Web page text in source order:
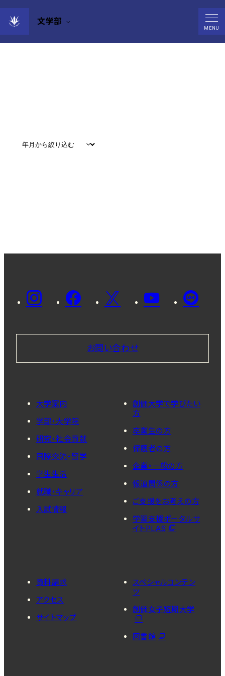
文学部
MENU
Events
お問い合わせ
大学案内
学部・大学院
研究・社会貢献
国際交流・留学
学生生活
就職・キャリア
入試情報
創価大学で学びたい
方
卒業生の方
保護者の方
企業・一般の方
報道関係の方
ご支援をお考えの方
学習支援ポータルサ
イトPLAS
資料請求
アクセス
サイトマップ
スペシャルコンテン
ツ
創価女子短期大学
図書館